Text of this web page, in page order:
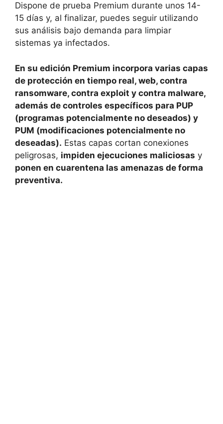
Dispone de prueba Premium durante unos 14-
15 días y, al finalizar, puedes seguir utilizando
sus análisis bajo demanda para limpiar
sistemas ya infectados.
En su edición Premium incorpora varias capas
de protección en tiempo real, web, contra
ransomware, contra exploit y contra malware,
además de controles específicos para PUP
(programas potencialmente no deseados) y
PUM (modificaciones potencialmente no
deseadas). Estas capas cortan conexiones
peligrosas, impiden ejecuciones maliciosas y
ponen en cuarentena las amenazas de forma
preventiva.